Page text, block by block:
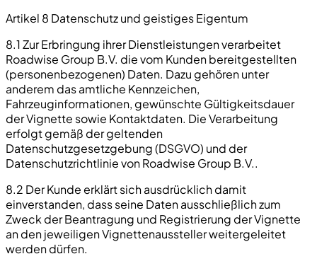
Artikel 8 Datenschutz und geistiges Eigentum
8.1 Zur Erbringung ihrer Dienstleistungen verarbeitet
Roadwise Group B.V. die vom Kunden bereitgestellten
(personenbezogenen) Daten. Dazu gehören unter
anderem das amtliche Kennzeichen,
Fahrzeuginformationen, gewünschte Gültigkeitsdauer
der Vignette sowie Kontaktdaten. Die Verarbeitung
erfolgt gemäß der geltenden
Datenschutzgesetzgebung (DSGVO) und der
Datenschutzrichtlinie von Roadwise Group B.V..
8.2 Der Kunde erklärt sich ausdrücklich damit
einverstanden, dass seine Daten ausschließlich zum
Zweck der Beantragung und Registrierung der Vignette
an den jeweiligen Vignettenaussteller weitergeleitet
werden dürfen.